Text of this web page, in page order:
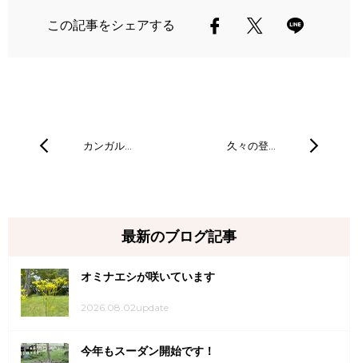
この記事をシェアする
カンガル… 久々の登…
最新のブログ記事
オミナエシが咲いています
2026.08.02update
今年もスーダン開始です！